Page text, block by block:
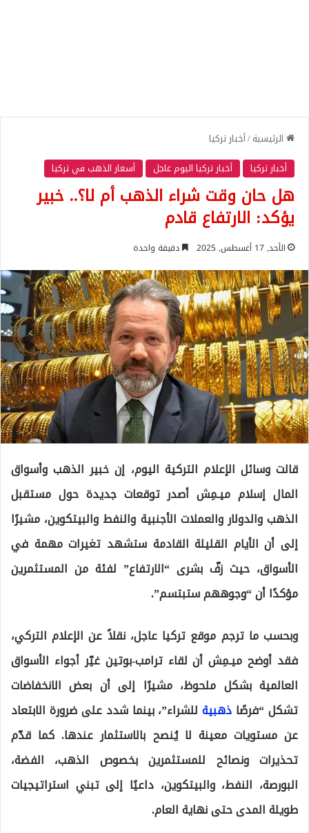
الرئيسية/أخبار تركيا
أخبار تركيا
أخبار تركيا اليوم عاجل أسعار الذهب في تركيا
هل حان وقت شراء الذهب أم لا؟.. خبير
يؤكد: الارتفاع قادم
الأحد, 17 أغسطس, 2025 دقيقة واحدة
قالت وسائل الإعلام التركية اليوم، إن خبير الذهب وأسواق
المال إسلام ميـمِش أصدر توقعات جديدة حول مستقبل
الذهب والدولار والعملات الأجنبية والنفط والبيتكوين، مشيرًا
إلى أن الأيام القليلة القادمة ستشهد تغيرات مهمة في
الأسواق، حيث زفّ بشرى “الارتفاع” لفئة من المستثمرين
مؤكدًا أن “وجوههم ستبتسم”.
وبحسب ما ترجم موقع تركيا عاجل، نقلاً عن الإعلام التركي،
فقد أوضح ميـمِش أن لقاء ترامب-بوتين غيّر أجواء الأسواق
العالمية بشكل ملحوظ، مشيرًا إلى أن بعض الانخفاضات
تشكل “فرصًا ذهبيةللشراء”، بينما شدد على ضرورة الابتعاد
عن مستويات معينة لا يُنصح بالاستثمار عندها. كما قدّم
تحذيرات ونصائح للمستثمرين بخصوص الذهب، الفضة،
البورصة، النفط، والبيتكوين، داعيًا إلى تبني استراتيجيات
طويلة المدى حتى نهاية العام.